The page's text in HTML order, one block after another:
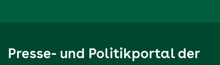
Presse- und Politikportal der